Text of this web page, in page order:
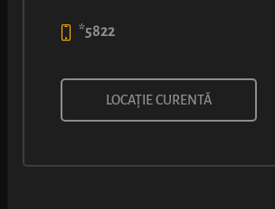
SANDVIȘ CU FILE DE
PUI (SOS PICANT)
*5822
LOCAȚIE CURENTĂ